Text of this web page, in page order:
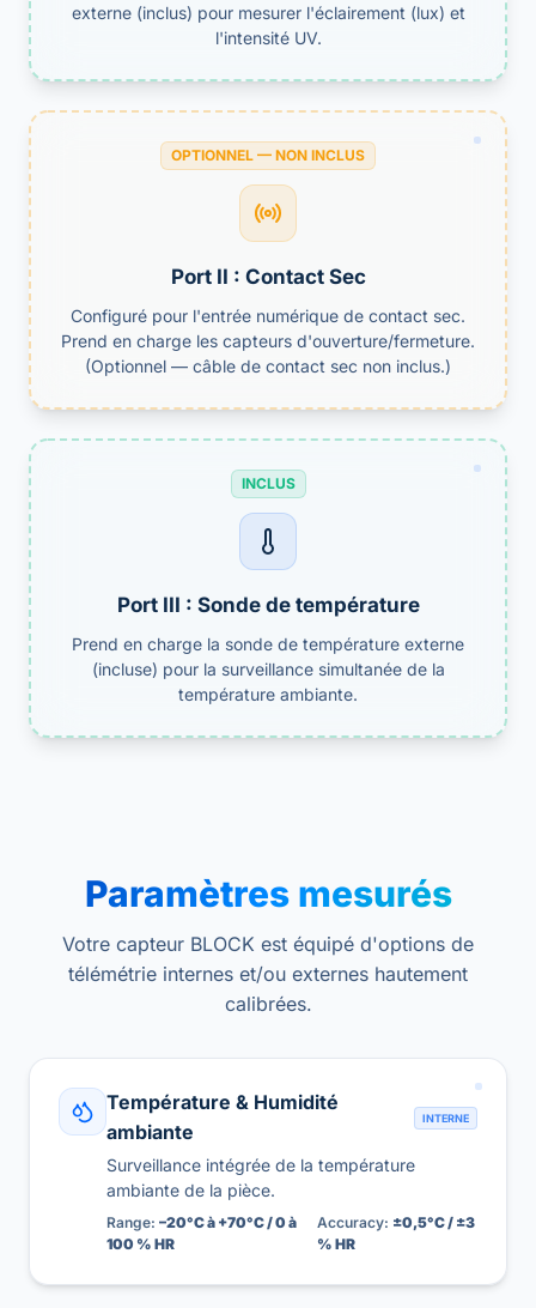
externe (inclus) pour mesurer l'éclairement (lux) et
l'intensité UV.
OPTIONNEL — NON INCLUS
Port II : Contact Sec
Configuré pour l'entrée numérique de contact sec.
Prend en charge les capteurs d'ouverture/fermeture.
(Optionnel — câble de contact sec non inclus.)
INCLUS
Port III : Sonde de température
Prend en charge la sonde de température externe
(incluse) pour la surveillance simultanée de la
température ambiante.
Paramètres mesurés
Votre capteur BLOCK est équipé d'options de
télémétrie internes et/ou externes hautement
calibrées.
Température & Humidité
ambiante
INTERNE
Surveillance intégrée de la température
ambiante de la pièce.
Range: –20°C à +70°C / 0 à
100 % HR
Accuracy: ±0,5°C / ±3
% HR